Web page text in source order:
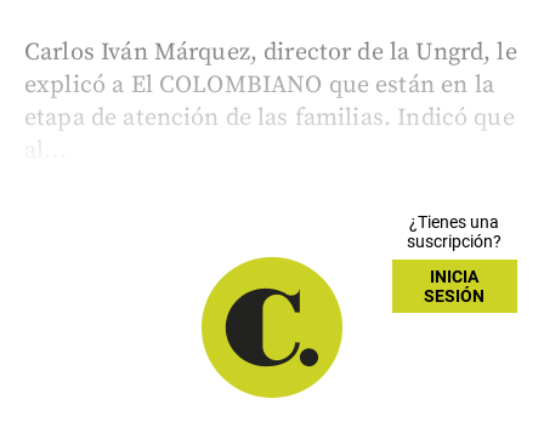
Carlos Iván Márquez, director de la Ungrd, le
explicó a El COLOMBIANO que están en la
etapa de atención de las familias. Indicó que
al...
¿Tienes una
suscripción?
INICIA
SESIÓN